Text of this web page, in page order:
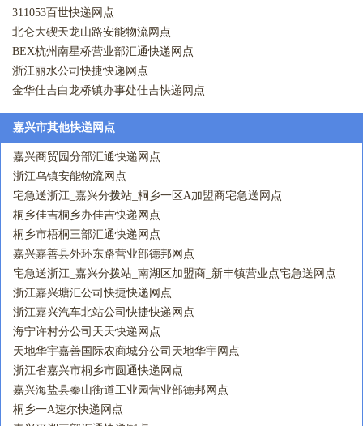
311053百世快递网点
北仑大碶天龙山路安能物流网点
BEX杭州南星桥营业部汇通快递网点
浙江丽水公司快捷快递网点
金华佳吉白龙桥镇办事处佳吉快递网点
嘉兴市其他快递网点
嘉兴商贸园分部汇通快递网点
浙江乌镇安能物流网点
宅急送浙江_嘉兴分拨站_桐乡一区A加盟商宅急送网点
桐乡佳吉桐乡办佳吉快递网点
桐乡市梧桐三部汇通快递网点
嘉兴嘉善县外环东路营业部德邦网点
宅急送浙江_嘉兴分拨站_南湖区加盟商_新丰镇营业点宅急送网点
浙江嘉兴塘汇公司快捷快递网点
浙江嘉兴汽车北站公司快捷快递网点
海宁许村分公司天天快递网点
天地华宇嘉善国际农商城分公司天地华宇网点
浙江省嘉兴市桐乡市圆通快递网点
嘉兴海盐县秦山街道工业园营业部德邦网点
桐乡一A速尔快递网点